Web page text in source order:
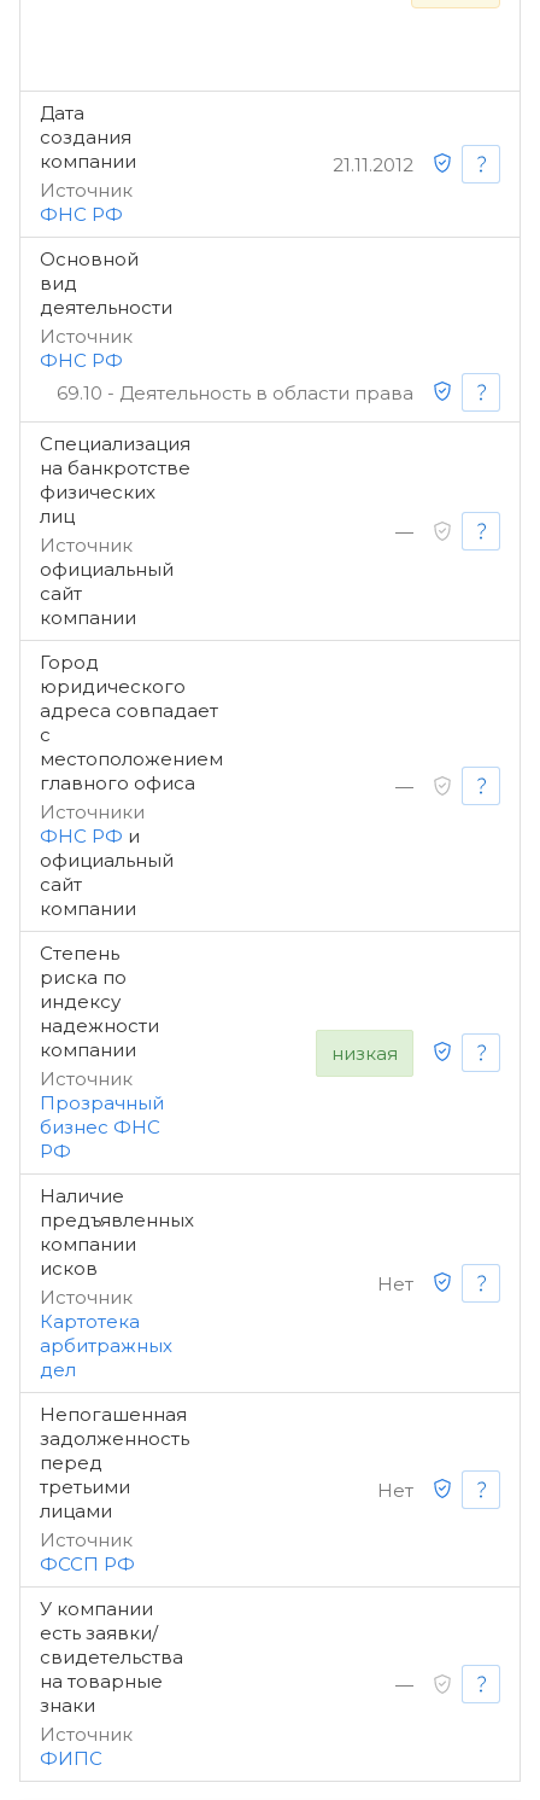
Дата
создания
компании
Источник
ФНС РФ
21.11.2012
Основной
вид
деятельности
Источник
ФНС РФ
69.10 - Деятельность в области права
Специализация
на банкротстве
физических
лиц
Источник
официальный
сайт
компании
—
Город
юридического
адреса совпадает
с
местоположением
главного офиса
Источники
ФНС РФ и
официальный
сайт
компании
—
Степень
риска по
индексу
надежности
компании
Источник
Прозрачный
бизнес ФНС
РФ
низкая
Наличие
предъявленных
компании
исков
Источник
Картотека
арбитражных
дел
Нет
Непогашенная
задолженность
перед
третьими
лицами
Источник
ФССП РФ
Нет
У компании
есть заявки/
свидетельства
на товарные
знаки
Источник
ФИПС
—